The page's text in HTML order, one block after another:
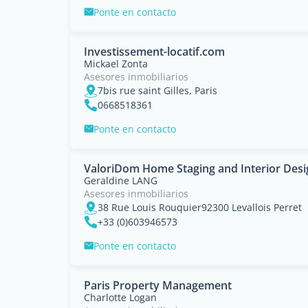
Ponte en contacto
Investissement-locatif.com
Mickael Zonta
Asesores inmobiliarios
7bis rue saint Gilles, Paris
0668518361
Ponte en contacto
ValoriDom Home Staging and Interior
Geraldine LANG
Asesores inmobiliarios
38 Rue Louis Rouquier92300 Levallois Perret
+33 (0)603946573
Ponte en contacto
Paris Property Management
Charlotte Logan